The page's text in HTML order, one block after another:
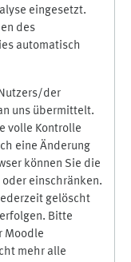
eingesetzt.
des
automatisch
der
uns übermittelt.
volle Kontrolle
eine Änderung
können Sie die
einschränken.
gelöscht
Bitte
Moodle
mehr alle